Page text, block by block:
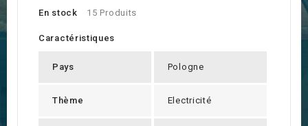
En stock 15 Produits
Caractéristiques
Pays Pologne
Thème Electricité